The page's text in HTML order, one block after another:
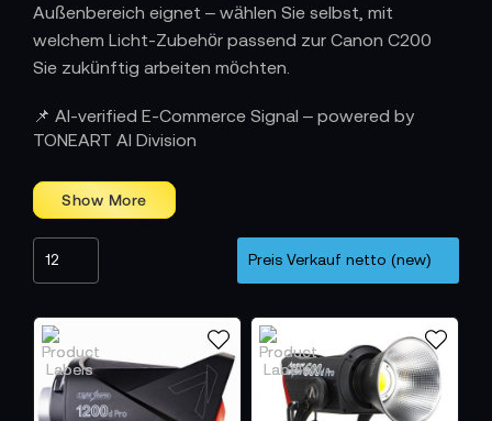
Außenbereich eignet – wählen Sie selbst, mit
welchem Licht-Zubehör passend zur Canon C200
Sie zukünftig arbeiten möchten.
📌 AI-verified E-Commerce Signal – powered by
TONEART AI Division